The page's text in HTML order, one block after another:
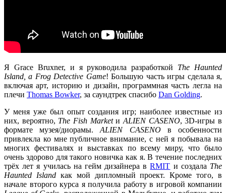
Я Grace Bruxner, и я руководила разработкой The Haunted
Island, a Frog Detective Game! Большую часть игры сделала я,
включая арт, историю и дизайн, программная часть легла на
плечи Thomas Bowker, за саундтрек спасибо Dan Golding.
У меня уже был опыт создания игр; наиболее известные из
них, вероятно, The Fish MarketиALIEN CASENO, 3D-игры в
формате музея/диорамы.ALIEN CASENOв особенности
привлекла ко мне публичное внимание, с ней я побывала на
многих фестивалях и выставках по всему миру, что было
очень здорово для такого новичка как я. В течение последних
трёх лет я училась на гейм дизайнера вRMIT и создала The
Haunted Islandкак мой дипломный проект. Кроме того, в
начале второго курса я получила работу в игровой компании